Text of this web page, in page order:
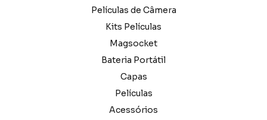
Películas de Câmera
Kits Películas
Magsocket
Bateria Portátil
Capas
Películas
Acessórios